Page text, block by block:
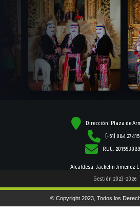
Dirección: Plaza de
(+51) 084
RUC:
Alcaldesa: Jackelin Jimenez
Gestión 2023-2026
© Copyright 2023, Todos los